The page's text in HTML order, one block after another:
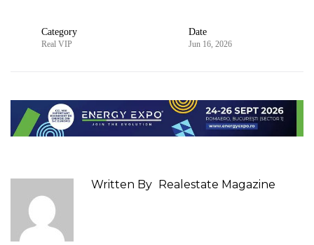
Category
Real VIP
Date
Jun 16, 2026
Written By Realestate Magazine